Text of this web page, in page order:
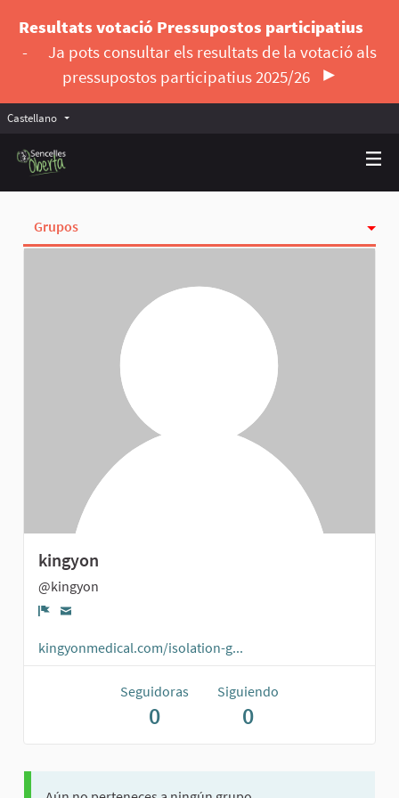
Resultats votació Pressupostos participatius
-
Ja pots consultar els resultats de la votació als
pressupostos participatius 2025/26
Castellano Triar la llengua
Grupos
kingyon
@kingyon
kingyonmedical.com/isolation-g...
Seguidoras
0
Siguiendo
0